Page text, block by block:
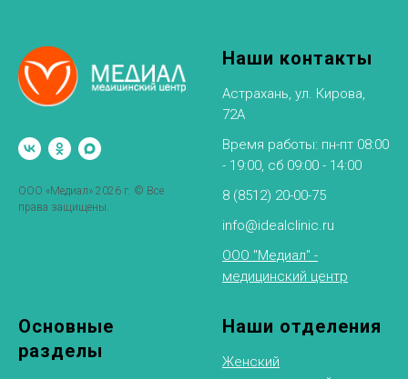
ООО «Медиал» 2026 г. © Все
права защищены.
Наши контакты
Астрахань, ул. Кирова,
72А
Время работы: пн-пт 08:00
- 19:00, сб 09:00 - 14:00
8 (8512) 20-00-75
info@idealclinic.ru
ООО "Медиал" -
медицинский центр
Основные
разделы
Наши отделения
Женский